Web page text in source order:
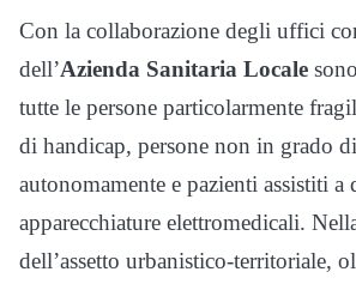
Con la collaborazione degli uffici
dell’Azienda Sanitaria Locale
tutte le persone particolarmente
di handicap, persone non in grado
autonomamente e pazienti assistiti
apparecchiature elettromedicali.
dell’assetto urbanistico-territoriale,